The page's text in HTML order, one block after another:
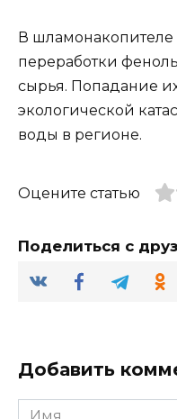
В шламонакопителе
переработки
сырья. Попадание
экологической
воды в регионе.
Оцените статью
Поделиться с
Добавить
Имя